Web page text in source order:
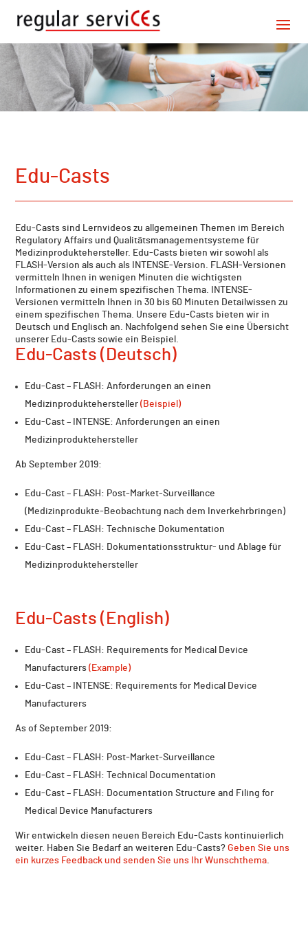
Edu-Casts
Edu-Casts sind Lernvideos zu allgemeinen Themen im Bereich
Regulatory Affairs und Qualitätsmanagementsysteme für
Medizinproduktehersteller. Edu-Casts bieten wir sowohl als
FLASH-Version als auch als INTENSE-Version. FLASH-Versionen
vermitteln Ihnen in wenigen Minuten die wichtigsten
Informationen zu einem spezifischen Thema. INTENSE-
Versionen vermitteln Ihnen in 30 bis 60 Minuten Detailwissen zu
einem spezifischen Thema. Unsere Edu-Casts bieten wir in
Deutsch und Englisch an. Nachfolgend sehen Sie eine Übersicht
unserer Edu-Casts sowie ein Beispiel.
Edu-Casts (Deutsch)
Edu-Cast – FLASH: Anforderungen an einen
Medizinproduktehersteller(Beispiel)
Edu-Cast – INTENSE: Anforderungen an einen
Medizinproduktehersteller
Ab September 2019:
Edu-Cast – FLASH: Post-Market-Surveillance
(Medizinprodukte-Beobachtung nach dem Inverkehrbringen)
Edu-Cast – FLASH: Technische Dokumentation
Edu-Cast – FLASH: Dokumentationsstruktur- und Ablage für
Medizinproduktehersteller
Edu-Casts (English)
Edu-Cast – FLASH: Requirements for Medical Device
Manufacturers(Example)
Edu-Cast – INTENSE: Requirements for Medical Device
Manufacturers
As of September 2019:
Edu-Cast – FLASH: Post-Market-Surveillance
Edu-Cast – FLASH: Technical Documentation
Edu-Cast – FLASH: Documentation Structure and Filing for
Medical Device Manufacturers
Wir entwickeln diesen neuen Bereich Edu-Casts kontinuierlich
weiter. Haben Sie Bedarf an weiteren Edu-Casts?Geben Sie uns
ein kurzes Feedback und senden Sie uns Ihr Wunschthema